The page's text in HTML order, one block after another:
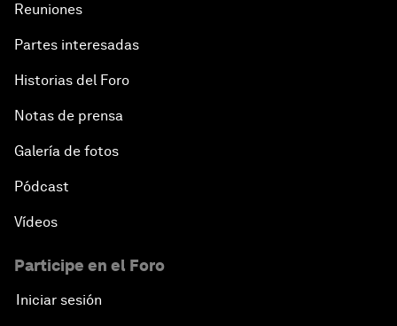
Reuniones
Partes interesadas
Historias del Foro
Notas de prensa
Galería de fotos
Pódcast
Vídeos
Participe en el Foro
Iniciar sesión